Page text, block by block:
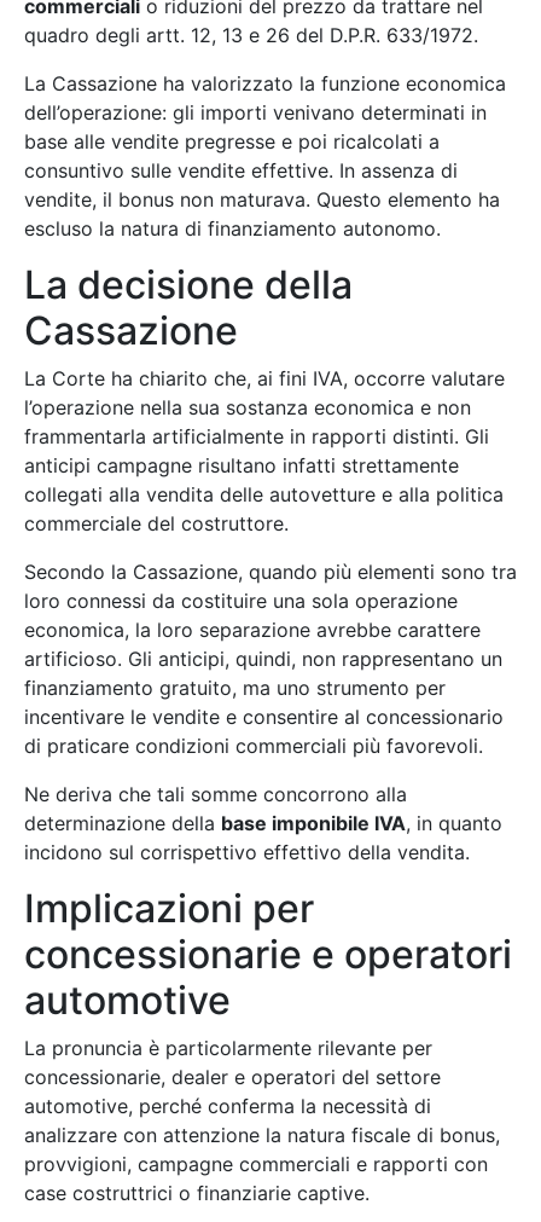
commerciali o riduzioni del prezzo da trattare nel
quadro degli artt. 12, 13 e 26 del D.P.R. 633/1972.
La Cassazione ha valorizzato la funzione economica
dell’operazione: gli importi venivano determinati in
base alle vendite pregresse e poi ricalcolati a
consuntivo sulle vendite effettive. In assenza di
vendite, il bonus non maturava. Questo elemento ha
escluso la natura di finanziamento autonomo.
La decisione della
Cassazione
La Corte ha chiarito che, ai fini IVA, occorre valutare
l’operazione nella sua sostanza economica e non
frammentarla artificialmente in rapporti distinti. Gli
anticipi campagne risultano infatti strettamente
collegati alla vendita delle autovetture e alla politica
commerciale del costruttore.
Secondo la Cassazione, quando più elementi sono tra
loro connessi da costituire una sola operazione
economica, la loro separazione avrebbe carattere
artificioso. Gli anticipi, quindi, non rappresentano un
finanziamento gratuito, ma uno strumento per
incentivare le vendite e consentire al concessionario
di praticare condizioni commerciali più favorevoli.
Ne deriva che tali somme concorrono alla
determinazione della base imponibile IVA, in quanto
incidono sul corrispettivo effettivo della vendita.
Implicazioni per
concessionarie e operatori
automotive
La pronuncia è particolarmente rilevante per
concessionarie, dealer e operatori del settore
automotive, perché conferma la necessità di
analizzare con attenzione la natura fiscale di bonus,
provvigioni, campagne commerciali e rapporti con
case costruttrici o finanziarie captive.